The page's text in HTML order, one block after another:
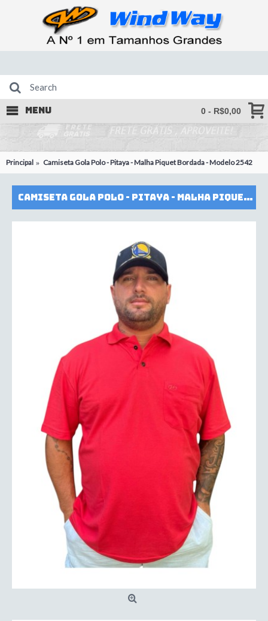
0 - R$0,00
MENU
Principal Camiseta Gola Polo - Pitaya - Malha Piquet Bordada - Modelo 2542
Camiseta Gola Polo - Pitaya - Malha Piquet Bordada - Modelo 2542